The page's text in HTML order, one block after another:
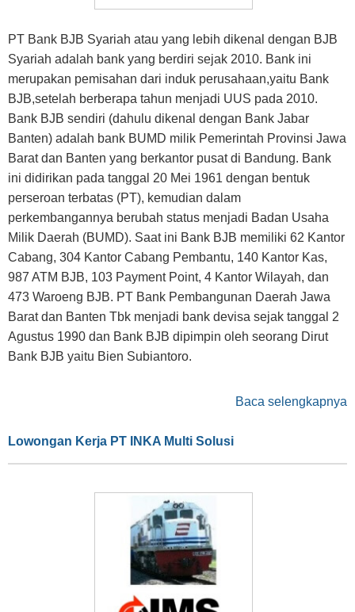
PT Bank BJB Syariah atau yang lebih dikenal dengan BJB
Syariah adalah bank yang berdiri sejak 2010. Bank ini
merupakan pemisahan dari induk perusahaan,yaitu Bank
BJB,setelah berberapa tahun menjadi UUS pada 2010.
Bank BJB sendiri (dahulu dikenal dengan Bank Jabar
Banten) adalah bank BUMD milik Pemerintah Provinsi Jawa
Barat dan Banten yang berkantor pusat di Bandung. Bank
ini didirikan pada tanggal 20 Mei 1961 dengan bentuk
perseroan terbatas (PT), kemudian dalam
perkembangannya berubah status menjadi Badan Usaha
Milik Daerah (BUMD). Saat ini Bank BJB memiliki 62 Kantor
Cabang, 304 Kantor Cabang Pembantu, 140 Kantor Kas,
987 ATM BJB, 103 Payment Point, 4 Kantor Wilayah, dan
473 Waroeng BJB. PT Bank Pembangunan Daerah Jawa
Barat dan Banten Tbk menjadi bank devisa sejak tanggal 2
Agustus 1990 dan Bank BJB dipimpin oleh seorang Dirut
Bank BJB yaitu Bien Subiantoro.
Baca selengkapnya
Lowongan Kerja PT INKA Multi Solusi